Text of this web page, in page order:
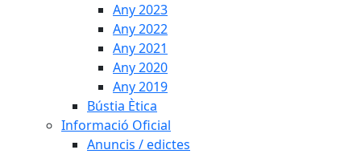
Any 2023
Any 2022
Any 2021
Any 2020
Any 2019
Bústia Ètica
Informació Oficial
Anuncis / edictes